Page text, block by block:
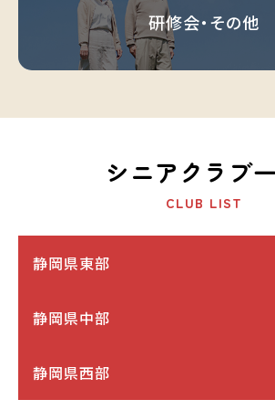
研修会・その他
シニアクラブ
CLUB LIST
静岡県東部
静岡県中部
静岡県西部